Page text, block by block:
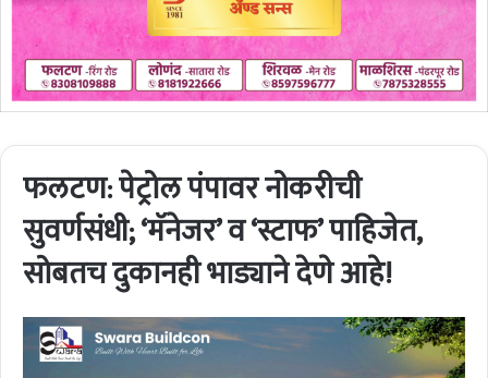
फलटण: पेट्रोल पंपावर नोकरीची
सुवर्णसंधी; ‘मॅनेजर’ व ‘स्टाफ’ पाहिजेत,
सोबतच दुकानही भाड्याने देणे आहे!